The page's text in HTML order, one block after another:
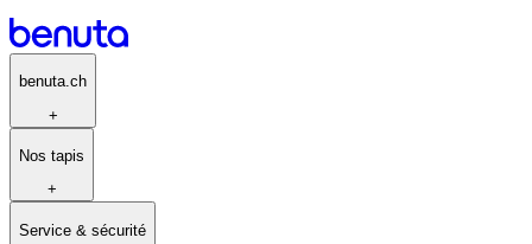
benuta.ch
+
Nos tapis
+
Service & sécurité